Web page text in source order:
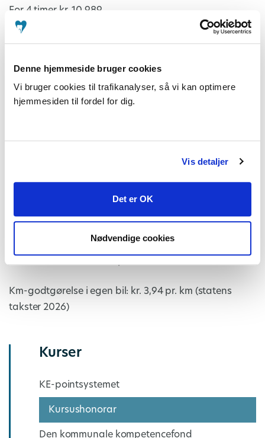
Denne hjemmeside bruger cookies
Vi bruger cookies til trafikanalyser, så vi kan optimere
hjemmesiden til fordel for dig.
Vis detaljer
Det er OK
Nødvendige cookies
For 4 timer kr. 10.989
For 5 timer kr. 12.412
For 6 timer kr. 13.835
Honorar for en dags kursusledelse efter aftale med
ATO
Honorering for inaktiv tid er indeholdt i
undervisningshonoraret
Honorar for kursusmateriale kan udbetales efter
Km-godtgørelse i egen bil: kr. 3,94 pr. km (statens
takster 2026)
Kurser
KE-pointsystemet
Kursushonorar
Den kommunale kompetencefond